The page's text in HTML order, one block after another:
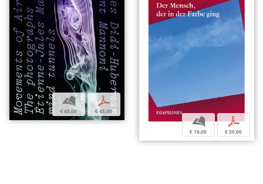
b
€ 45,00
p
€ 45,00
b
€ 18,00
p
€ 20,00